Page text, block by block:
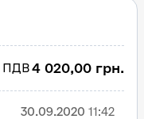
ПДВ4 020,00 грн.
30.09.2020 11:42